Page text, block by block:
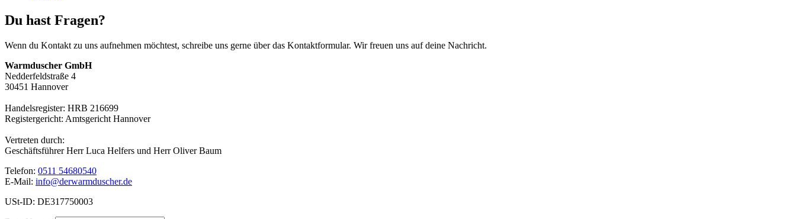
Du hast Fragen?
Wenn du Kontakt zu uns aufnehmen möchtest, schreibe uns gerne über das Kontaktformular. Wir freuen uns auf deine Nachricht.
Warmduscher GmbH
Nedderfeldstraße 4
30451 Hannover
Handelsregister: HRB 216699
Registergericht: Amtsgericht Hannover
Vertreten durch:
Geschäftsführer Herr Luca Helfers und Herr Oliver Baum
Telefon: 0511 54680540
E-Mail: info@derwarmduscher.de
USt-ID: DE317750003